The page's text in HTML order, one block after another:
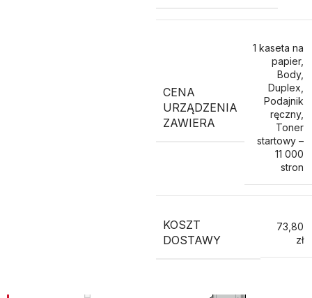
CENA
URZĄDZENIA
ZAWIERA
1 kaseta na
papier,
Body,
Duplex
Podajnik
ręczny,
Toner
startowy –
11 000
stron
KOSZT
DOSTAWY
73,80
zł